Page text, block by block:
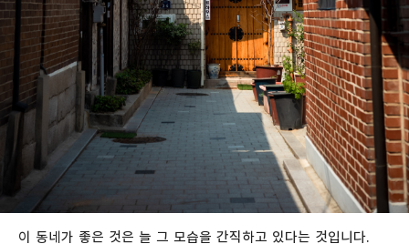
이 동네가 좋은 것은 늘 그 모습을 간직하고 있다는 것입니다.